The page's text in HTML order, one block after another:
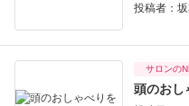
投稿者：
サロンの
頭のおし